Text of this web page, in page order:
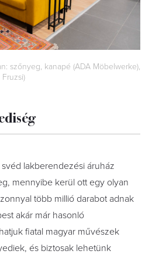
szőnyeg, kanapé (ADA Möbelwerke),
lakberendezési áruház
mennyibe kerül ott egy olyan
több millió darabot adnak
akár már hasonló
fiatal magyar művészek
és biztosak lehetünk